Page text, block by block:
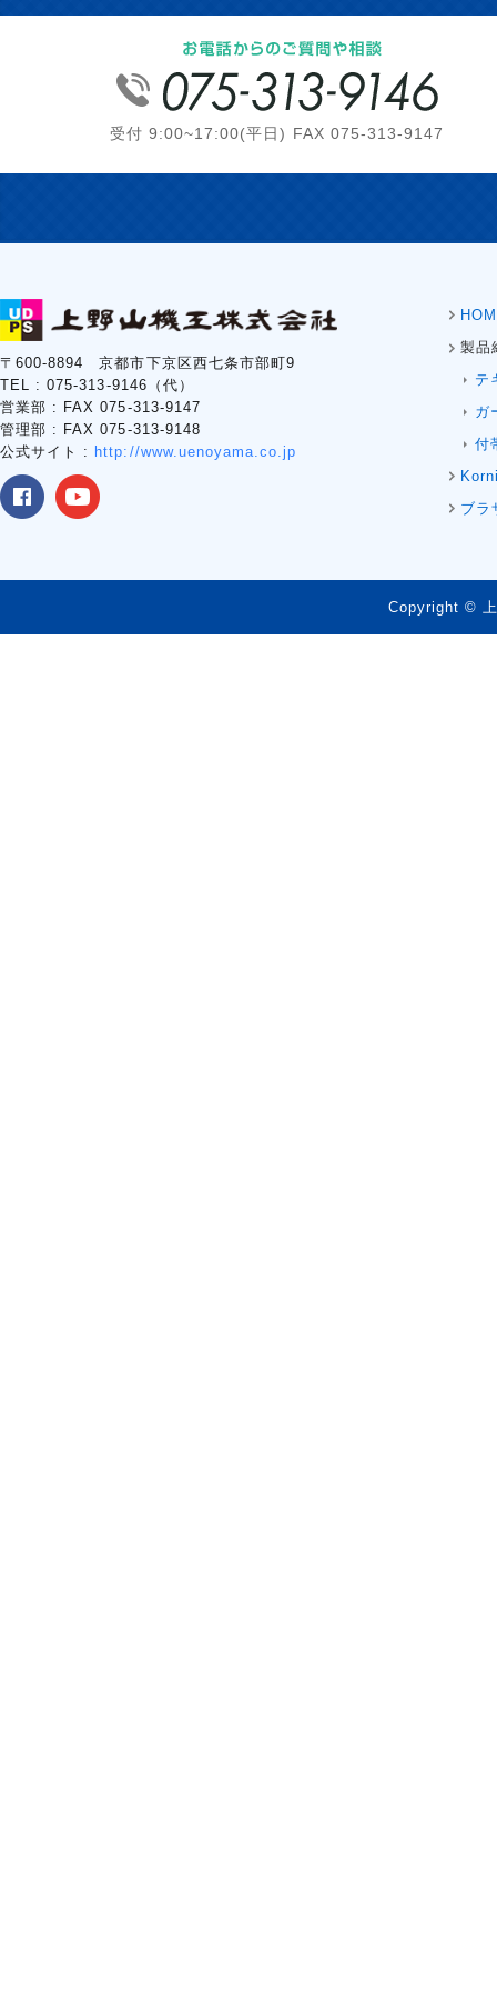
受付 9:00~17:00(平日) FAX 075-313-9147
〒600-8894 京都市下京区西七条市部町9
TEL : 075-313-9146（代）
営業部 : FAX 075-313-9147
管理部 : FAX 075-313-9148
公式サイト : http://www.uenoyama.co.jp
製品
テ
ガ
付
ブラ
Copyright ©